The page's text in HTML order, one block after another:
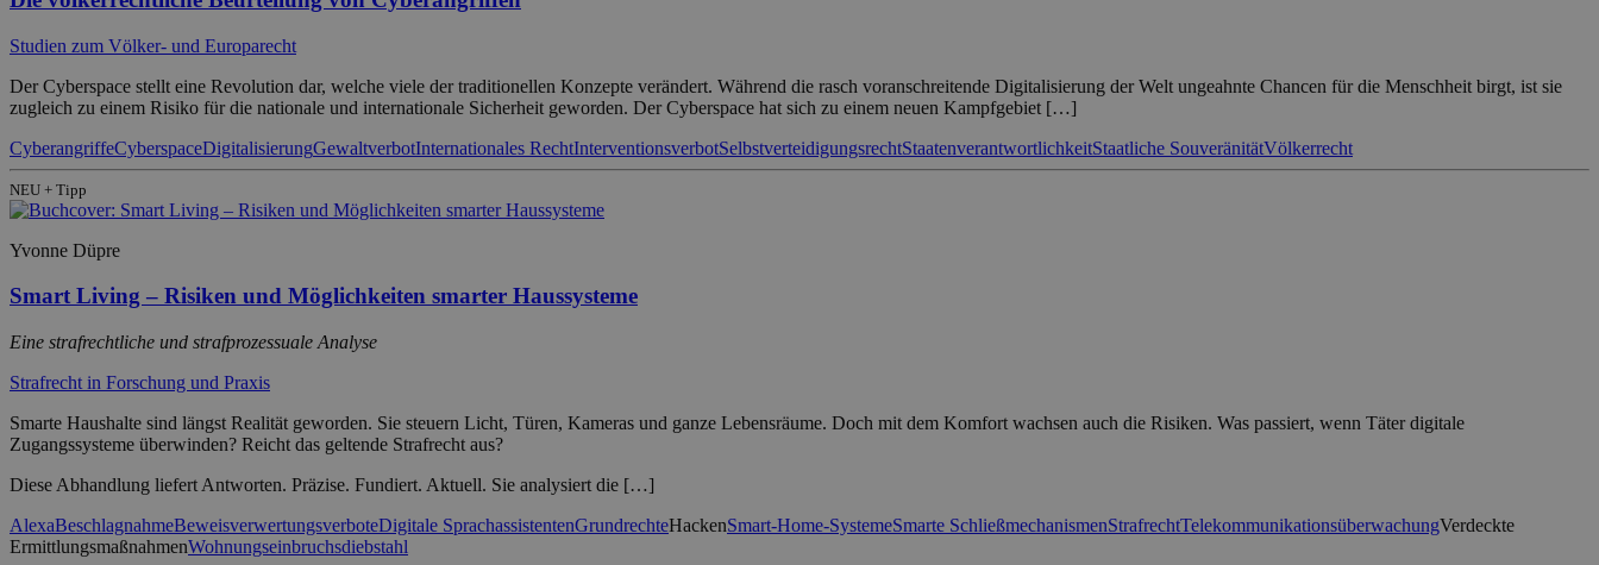
Studien zum Völker- und Europarecht
Der Cyberspace stellt eine Revolution dar, welche viele der traditionellen Konzepte verändert. Während die rasch voranschreitende Digitalisierung der Welt ungeahnte Chancen für die Menschheit birgt, ist sie
zugleich zu einem Risiko für die nationale und internationale Sicherheit geworden. Der Cyberspace hat sich zu einem neuen Kampfgebiet […]
CyberangriffeCyberspaceDigitalisierungGewaltverbotInternationales RechtInterventionsverbotSelbstverteidigungsrechtStaatenverantwortlichkeitStaatliche SouveränitätVölkerrecht
NEU + Tipp
Yvonne Düpre
Smart Living – Risiken und Möglichkeiten smarter Haussysteme
Eine strafrechtliche und strafprozessuale Analyse
Strafrecht in Forschung und Praxis
Smarte Haushalte sind längst Realität geworden. Sie steuern Licht, Türen, Kameras und ganze Lebensräume. Doch mit dem Komfort wachsen auch die Risiken. Was passiert, wenn Täter digitale
Zugangssysteme überwinden? Reicht das geltende Strafrecht aus?
Diese Abhandlung liefert Antworten. Präzise. Fundiert. Aktuell. Sie analysiert die […]
AlexaBeschlagnahmeBeweisverwertungsverboteDigitale SprachassistentenGrundrechteHackenSmart-Home-SystemeSmarte SchließmechanismenStrafrechtTelekommunikationsüberwachungVerdeckte
ErmittlungsmaßnahmenWohnungseinbruchsdiebstahl